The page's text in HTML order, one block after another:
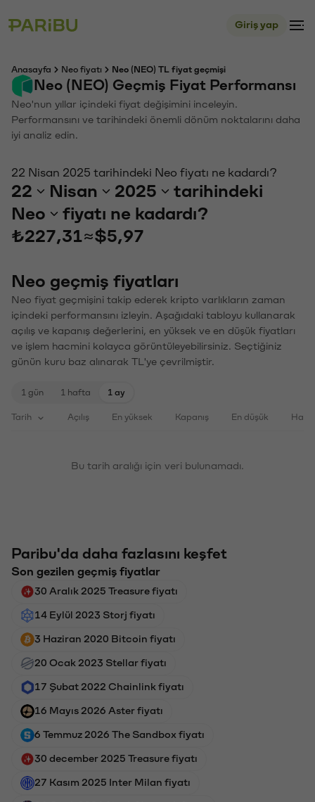
Giriş yap
Anasayfa Neo fiyatı Neo (NEO) TL fiyat geçmişi
Neo (NEO) Geçmiş Fiyat Performansı
Neo'nun yıllar içindeki fiyat değişimini inceleyin.
Performansını ve tarihindeki önemli dönüm noktalarını daha
iyi analiz edin.
22 Nisan 2025 tarihindeki Neo fiyatı ne kadardı?
22 Nisan 2025
tarihindeki
Neo
fiyatı ne kadardı?
₺227,31≈$5,97
Neo geçmiş fiyatları
Neo fiyat geçmişini takip ederek kripto varlıkların zaman
içindeki performansını izleyin. Aşağıdaki tabloyu kullanarak
açılış ve kapanış değerlerini, en yüksek ve en düşük fiyatları
ve işlem hacmini kolayca görüntüleyebilirsiniz. Seçtiğiniz
günün kuru baz alınarak TL'ye çevrilmiştir.
1 gün 1 hafta 1 ay
Tarih Açılış En yüksek Kapanış En düşük
Bu tarih aralığı için veri bulunamadı.
Paribu'da daha fazlasını keşfet
Son gezilen geçmiş fiyatlar
30 Aralık 2025 Treasure fiyatı
14 Eylül 2023 Storj fiyatı
3 Haziran 2020 Bitcoin fiyatı
20 Ocak 2023 Stellar fiyatı
17 Şubat 2022 Chainlink fiyatı
16 Mayıs 2026 Aster fiyatı
6 Temmuz 2026 The Sandbox fiyatı
30 december 2025 Treasure fiyatı
27 Kasım 2025 Inter Milan fiyatı